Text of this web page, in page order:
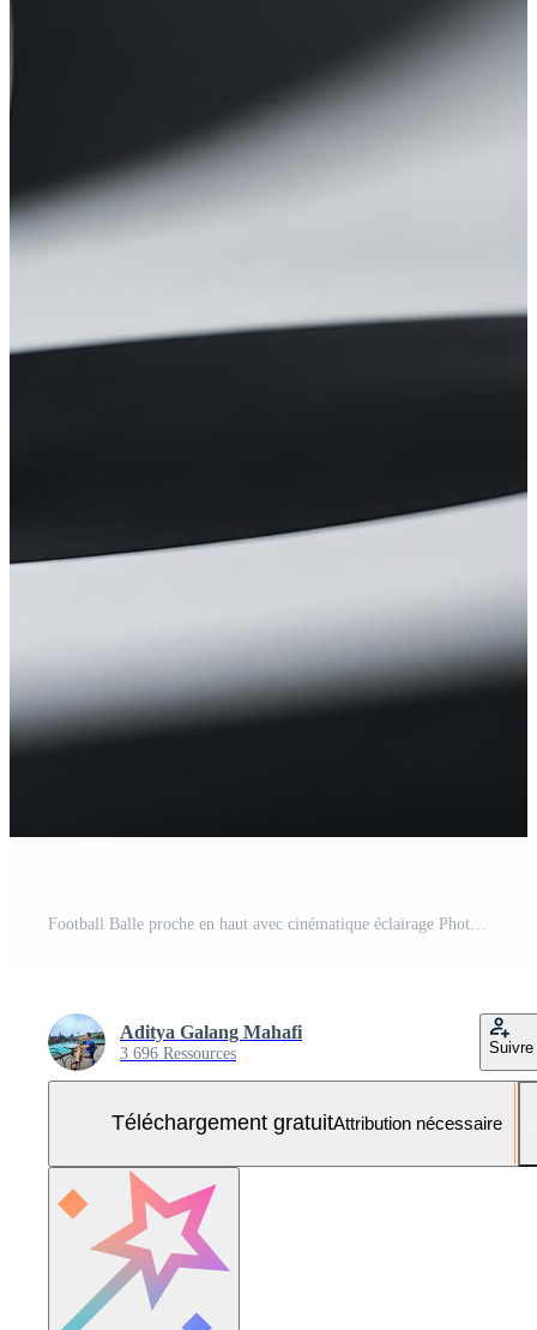
Aditya Galang Mahafi
3 696 Ressources Suivre
Téléchargement gratuitAttribution nécessaire